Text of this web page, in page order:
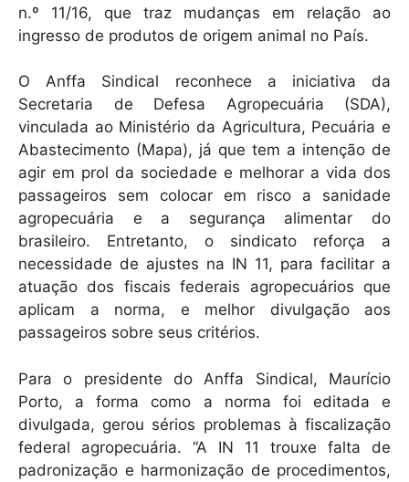
n.º 11/16, que traz mudanças em relação ao
ingresso de produtos de origem animal no País.
O Anffa Sindical reconhece a iniciativa da
Secretaria de Defesa Agropecuária (SDA),
vinculada ao Ministério da Agricultura, Pecuária e
Abastecimento (Mapa), já que tem a intenção de
agir em prol da sociedade e melhorar a vida dos
passageiros sem colocar em risco a sanidade
agropecuária e a segurança alimentar do
brasileiro. Entretanto, o sindicato reforça a
necessidade de ajustes na IN 11, para facilitar a
atuação dos fiscais federais agropecuários que
aplicam a norma, e melhor divulgação aos
passageiros sobre seus critérios.
Para o presidente do Anffa Sindical, Maurício
Porto, a forma como a norma foi editada e
divulgada, gerou sérios problemas à fiscalização
federal agropecuária. “A IN 11 trouxe falta de
padronização e harmonização de procedimentos,